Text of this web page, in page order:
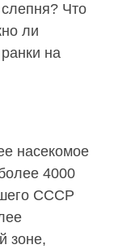
Что
ли
на
насекомое
4000
СССР
зоне,